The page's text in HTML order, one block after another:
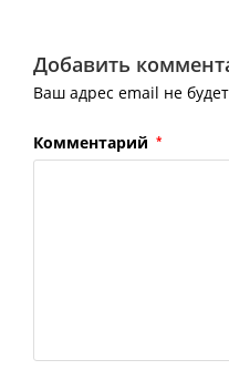
Добавить
Ваш адрес email не
Комментарий *